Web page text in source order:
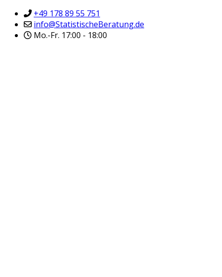
+49 178 89 55 751
info@StatistischeBeratung.de
Mo.-Fr. 17:00 - 18:00